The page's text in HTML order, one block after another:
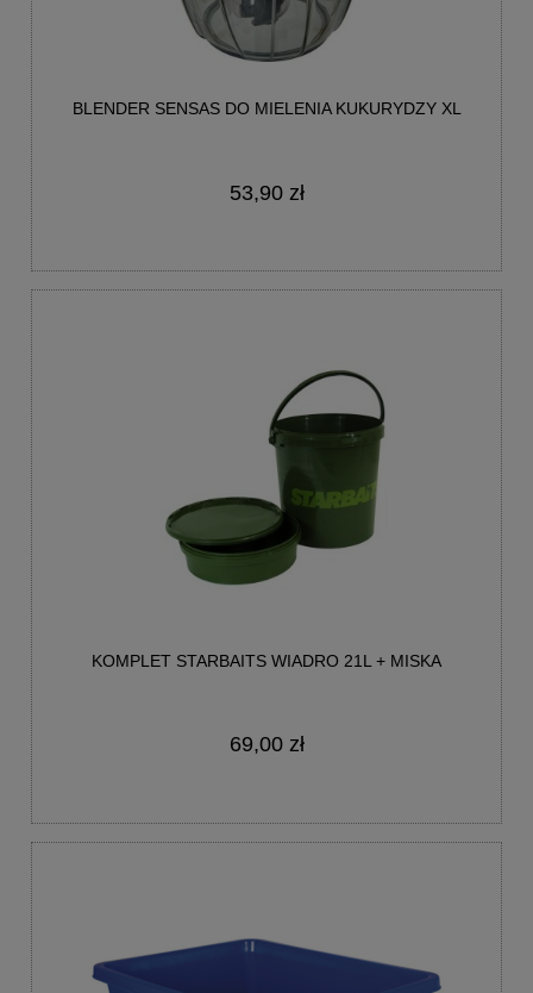
BLENDER SENSAS DO MIELENIA KUKURYDZY XL
53,90 zł
KOMPLET STARBAITS WIADRO 21L + MISKA
69,00 zł